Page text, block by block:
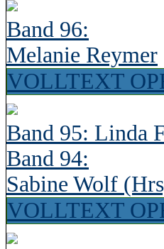
Band 96:
Melanie Reymer
VOLLTEXT
Band 95: Linda
Band 94:
Sabine Wolf
VOLLTEXT